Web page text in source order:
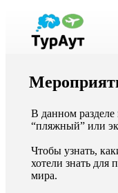
В данном
“пляжный” или
Чтобы узнать,
хотели знать
мира.